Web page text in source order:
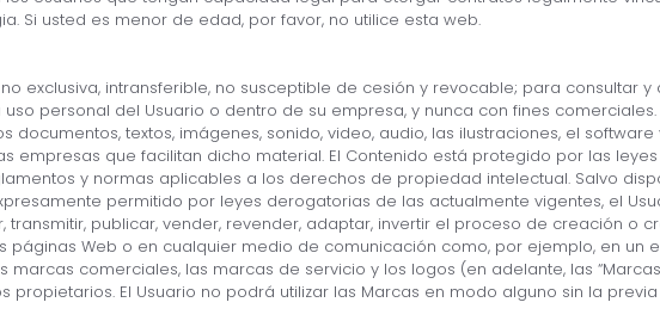
Si usted es menor de edad, por favor, no utilice esta web.
no exclusiva, intransferible, no susceptible de cesión y revocable; para consultar
personal del Usuario o dentro de su empresa, y nunca con fines
textos, imágenes, sonido, video, audio, las ilustraciones, el software
empresas que facilitan dicho material. El Contenido está protegido por las
y normas aplicables a los derechos de propiedad intelectual. Salvo
permitido por leyes derogatorias de las actualmente vigentes, el
publicar, vender, revender, adaptar, invertir el proceso de creación o
Web o en cualquier medio de comunicación como, por ejemplo, en un
marcas comerciales, las marcas de servicio y los logos (en adelante, las
propietarios. El Usuario no podrá utilizar las Marcas en modo alguno sin la